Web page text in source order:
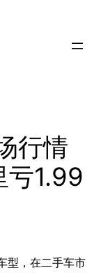
行情
亏1.99
型，在二手车市